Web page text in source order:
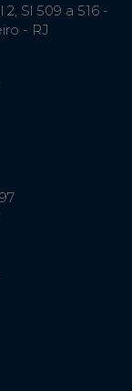
Sl 509 a 516 -
- RJ